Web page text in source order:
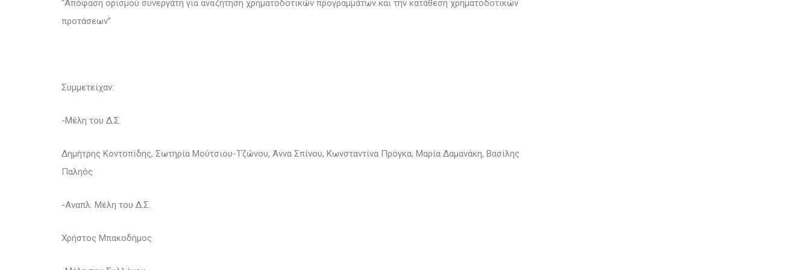
“Απόφαση ορισμού συνεργάτη για αναζήτηση χρηματοδοτικών προγραμμάτων και την κατάθεση χρηματοδοτικών
προτάσεων”
Συμμετείχαν:
-Μέλη του Δ.Σ.
Δημήτρης Κοντοπίδης, Σωτηρία Μούτσιου-Τζώνου, Άννα Σπίνου, Κωνσταντίνα Πρόγκα, Μαρία Δαμανάκη, Βασίλης
Παληός
-Αναπλ. Μέλη του Δ.Σ.
Χρήστος Μπακοδήμος